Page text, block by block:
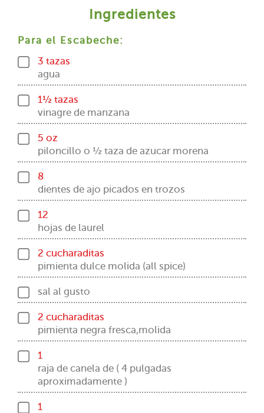
Ingredientes
Para el Escabeche:
3 tazas
agua
1½ tazas
vinagre de manzana
5 oz
piloncillo o ½ taza de azucar morena
8
dientes de ajo picados en trozos
12
hojas de laurel
2 cucharaditas
pimienta dulce molida (all spice)
sal al gusto
2 cucharaditas
pimienta negra fresca,molida
1
raja de canela de ( 4 pulgadas
aproximadamente )
1